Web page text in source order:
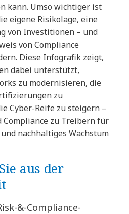
kann. Umso wichtiger ist
eigene Risikolage, eine
von Investitionen – und
von Compliance
Diese Infografik zeigt,
dabei unterstützt,
zu modernisieren, die
zu
Cyber-Reife zu steigern –
Compliance zu Treibern für
nachhaltiges Wachstum
aus der
&-Compliance-